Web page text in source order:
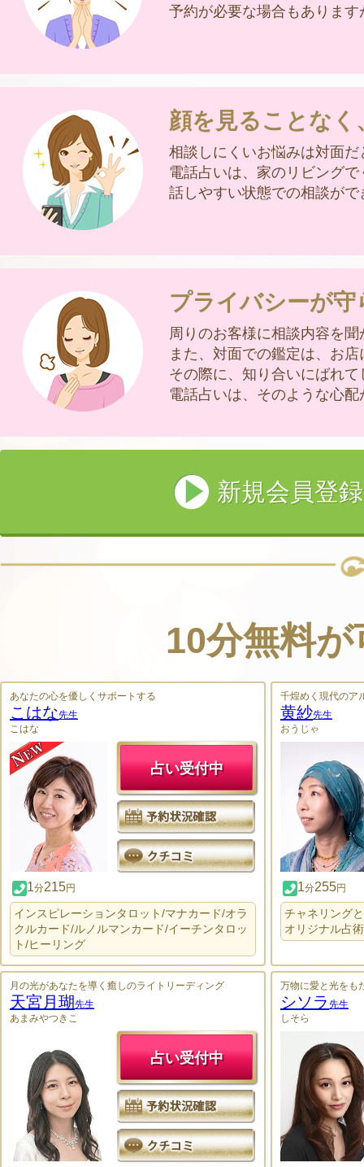
予約が必要な場合もありま
顔を見ることなく
相談しにくいお悩みは対面
電話占いは、家のリビング
話しやすい状態での相談がで
プライバシーが守
周りのお客様に相談内容を
また、対面での鑑定は、お
その際に、知り合いにばれ
電話占いは、そのような心
新規会員登
10分無料
あなたの心を優しくサポートする
こはな先生
こはな
占い受付中
1分215円
インスピレーションタロット/マナカード/オラ
クルカード/ルノルマンカード/イーチンタロッ
ト/ヒーリング
千煌めく現代のア
黄紗先生
おうじゃ
1分255円
チャネリング
オリジナル占術
月の光があなたを導く癒しのライトリーディング
天宮月瑚先生
あまみやつきこ
占い受付中
万物に愛と光をも
シソラ 先生
しそら